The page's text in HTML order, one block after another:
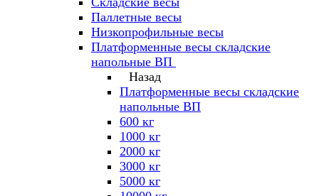
Паллетные весы
Низкопрофильные весы
Платформенные весы складские
напольные ВП
Назад
Платформенные весы складские
напольные ВП
600 кг
1000 кг
2000 кг
3000 кг
5000 кг